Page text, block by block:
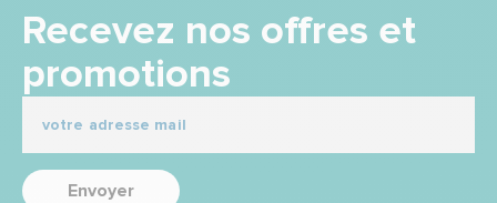
Recevez nos offres et
promotions
Envoyer